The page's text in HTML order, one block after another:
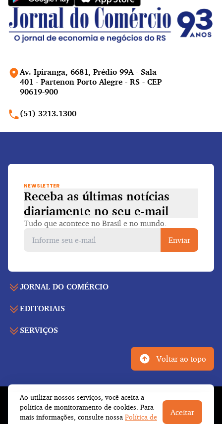
Ao utilizar nossos serviços, você aceita a
política de monitoramento de cookies. Para
mais informações, consulte nossa Política de
Aceitar
Av. Ipiranga, 6681, Prédio 99A - Sala
401 - Partenon Porto Alegre - RS - CEP
90619-900
(51) 3213.1300
Voltar ao topo
JORNAL DO COMÉRCIO
Capa
Fale conosco
Trabalhe conosco
EDITORIAIS
Economia
Esportes
Cultura
SERVIÇOS
Galeria de vídeos
Tempo
Newsletter
NEWSLETTER
Receba as últimas notícias
diariamente no seu e-mail
Tudo que acontece no Brasil e no mundo.
Enviar
© Copyright 2026 Empresa Jornalística J.C. Jarros
Ltda.Todos os direitos reservados